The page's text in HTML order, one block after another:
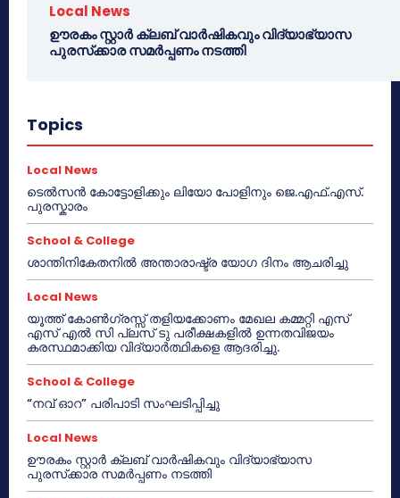
Local News
ഊരകം സ്റ്റാർ ക്ലബ് വാർഷികവും വിദ്യാഭ്യാസ
പുരസ്‌ക്കാര സമർപ്പണം നടത്തി
Topics
Local News
ടെൽസൻ കോട്ടോളിക്കും ലിയോ പോളിനും ജെ.എഫ്.എസ്.
പുരസ്കാരം
School & College
ശാന്തിനികേതനിൽ അന്താരാഷ്ട്ര യോഗ ദിനം ആചരിച്ചു
Local News
യൂത്ത് കോൺഗ്രസ്സ് തളിയക്കോണം മേഖല കമ്മറ്റി എസ്
എസ് എൽ സി പ്ലസ് ടു പരീക്ഷകളിൽ ഉന്നതവിജയം
കരസ്ഥമാക്കിയ വിദ്യാർത്ഥികളെ ആദരിച്ചു.
School & College
“നവ് ഓറ” പരിപാടി സംഘടിപ്പിച്ചു
Local News
ഊരകം സ്റ്റാർ ക്ലബ് വാർഷികവും വിദ്യാഭ്യാസ
പുരസ്‌ക്കാര സമർപ്പണം നടത്തി